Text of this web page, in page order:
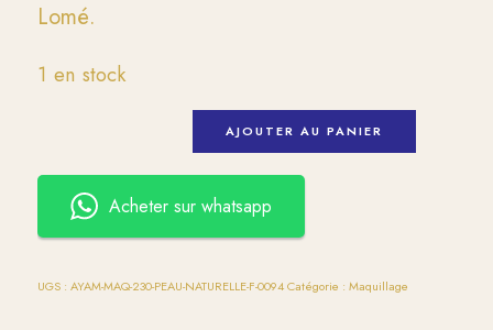
Lomé.
1 en stock
AJOUTER AU PANIER
Acheter sur whatsapp
UGS : AYAM-MAQ-230-PEAU-NATURELLE-F-0094 Catégorie : Maquillage